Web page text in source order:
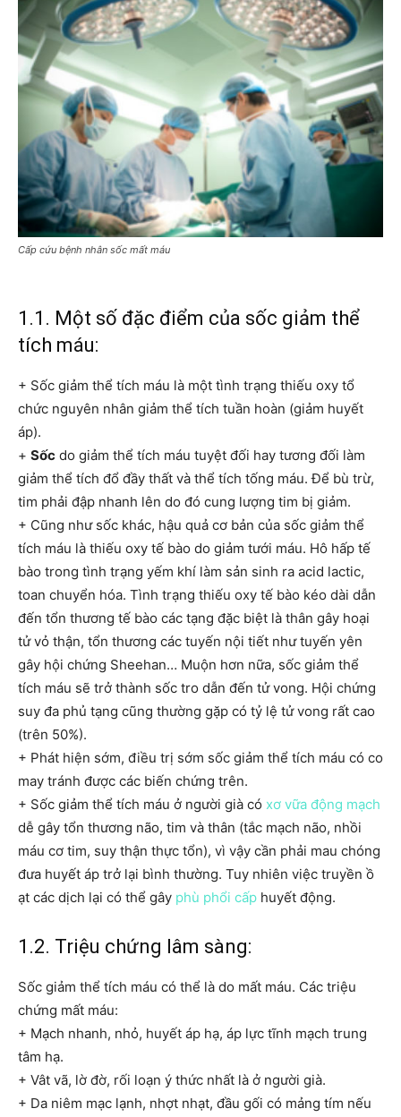
Cấp cứu bệnh nhân sốc mất máu
1.1. Một số đặc điểm của sốc giảm thể
tích máu:
+ Sốc giảm thể tích máu là một tình trạng thiếu oxy tổ
chức nguyên nhân giảm thể tích tuần hoàn (giảm huyết
áp).
+ Sốc do giảm thể tích máu tuyệt đối hay tương đối làm
giảm thể tích đổ đầy thất và thể tích tống máu. Để bù trừ,
tim phải đập nhanh lên do đó cung lượng tim bị giảm.
+ Cũng như sốc khác, hậu quả cơ bản của sốc giảm thể
tích máu là thiếu oxy tế bào do giảm tưới máu. Hô hấp tế
bào trong tình trạng yếm khí làm sản sinh ra acid lactic,
toan chuyển hóa. Tình trạng thiếu oxy tế bào kéo dài dẫn
đến tổn thương tế bào các tạng đặc biệt là thân gây hoại
tử vỏ thận, tổn thương các tuyến nội tiết như tuyến yên
gây hội chứng Sheehan… Muộn hơn nữa, sốc giảm thể
tích máu sẽ trở thành sốc tro dẫn đến tử vong. Hội chứng
suy đa phủ tạng cũng thường gặp có tỷ lệ tử vong rất cao
(trên 50%).
+ Phát hiện sớm, điều trị sớm sốc giảm thể tích máu có co
may tránh được các biến chứng trên.
+ Sốc giảm thể tích máu ở người già có xơ vữa động mạch
dễ gây tổn thương não, tim và thân (tắc mạch não, nhồi
máu cơ tim, suy thận thực tổn), vì vậy cần phải mau chóng
đưa huyết áp trở lại bình thường. Tuy nhiên việc truyền ồ
ạt các dịch lại có thể gây phù phổi cấp huyết động.
1.2. Triệu chứng lâm sàng:
Sốc giảm thể tích máu có thể là do mất máu. Các triệu
chứng mất máu:
+ Mạch nhanh, nhỏ, huyết áp hạ, áp lực tĩnh mạch trung
tâm hạ.
+ Vât vã, lờ đờ, rối loạn ý thức nhất là ở người già.
+ Da niêm mạc lạnh, nhợt nhạt, đầu gối có mảng tím nếu